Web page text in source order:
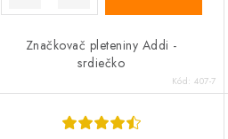
Značkovač pleteniny Addi -
srdiečko
Kód:407-7